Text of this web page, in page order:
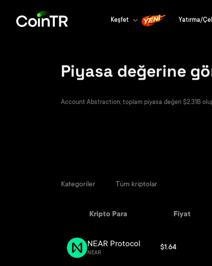
Keşfet Yatırma/
Piyasa değerine
Account Abstraction; toplam piyasa değeri $2.31B
Kategoriler Tüm kriptolar
Kripto Para Fiyat
NEAR Protocol
NEAR
$1.64